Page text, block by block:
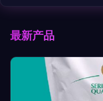
最新产品